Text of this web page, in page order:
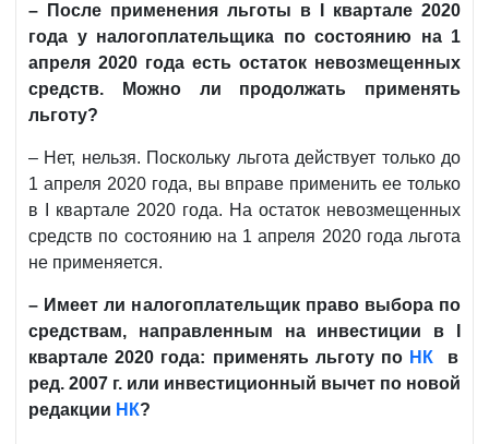
ред.
2007
г.
– После применения льготы в
квартале 2020
года у налогоплательщика по состоянию на 1
апреля 2020 года есть остаток невозмещенных
средств. Можно ли продолжать применять
льготу?
– Нет, нельзя. Поскольку льгота действует только до
1 апреля 2020 года, вы вправе применить ее только
в I квартале 2020 года. На остаток невозмещенных
средств по состоянию на 1 апреля 2020 года льгота
не применяется.
– Имеет ли налогоплательщик право выбора по
средствам, направленным на инвестиции в
квартале 2020 года: применять льготу по НК
в
ред. 2007 г. или инвестиционный вычет по новой
редакции НК?